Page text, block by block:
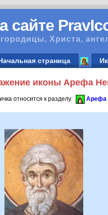
сайте
Христа,
страница
иконы Арефа
относится к разделу Арефа